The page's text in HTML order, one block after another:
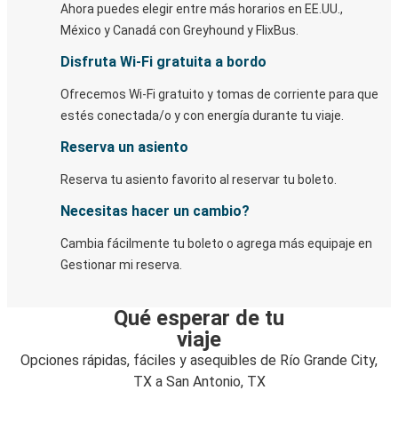
Ahora puedes elegir entre más horarios en EE.UU.,
México y Canadá con Greyhound y FlixBus.
Disfruta Wi-Fi gratuita a bordo
Ofrecemos Wi-Fi gratuito y tomas de corriente para que
estés conectada/o y con energía durante tu viaje.
Reserva un asiento
Reserva tu asiento favorito al reservar tu boleto.
Necesitas hacer un cambio?
Cambia fácilmente tu boleto o agrega más equipaje en
Gestionar mi reserva.
Qué esperar de tu
viaje
Opciones rápidas, fáciles y asequibles de Río Grande City,
TX a San Antonio, TX